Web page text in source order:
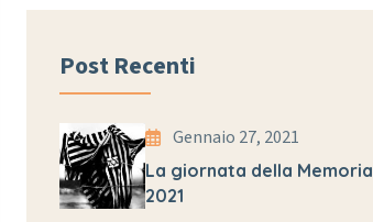
Post Recenti
Gennaio 27, 2021
La giornata della Memoria
2021